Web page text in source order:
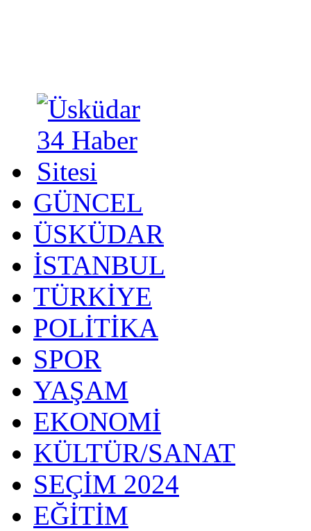
GÜNCEL
ÜSKÜDAR
İSTANBUL
TÜRKİYE
POLİTİKA
SPOR
YAŞAM
EKONOMİ
KÜLTÜR/SANAT
SEÇİM 2024
EĞİTİM